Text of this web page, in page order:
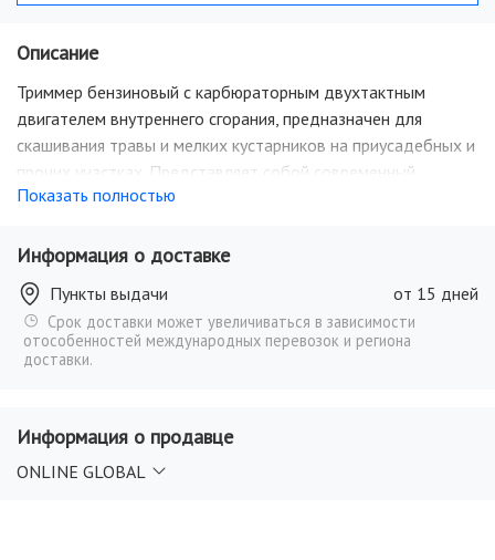
Описание
Триммер бензиновый с карбюраторным двухтактным
двигателем внутреннего сгорания, предназначен для
скашивания травы и мелких кустарников на приусадебных и
прочих участках. Представляет собой современный
вариант традиционного для этого вида работ ручного
работ в небольших объемах, при этом не придется
переплачивать за дополнительную мощность. Управление
триммером находится прямо на рукоятке, поэтому в
процессе скашивания травы не возникает затруднений.
Стандартная система антивибрации минимизирует
необходимости своевременно выполнять дозаправку.
Чтобы триммер бензиновый было безопасно
Показать полностью
Информация о доставке
Пункты выдачи от 15 дней
Срок доставки может увеличиваться в зависимости
отособенностей международных перевозок и региона
доставки.
Информация о продавце
ONLINE GLOBAL